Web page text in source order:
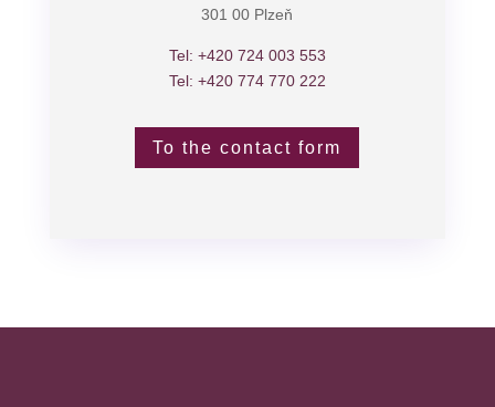
301 00 Plzeň
Tel: +420 724 003 553
Tel: +420 774 770 222
To the contact form